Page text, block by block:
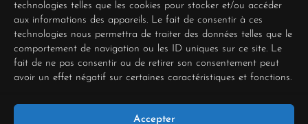
technologies telles que les cookies pour stocker et/ou accéder
aux informations des appareils. Le fait de consentir à ces
technologies nous permettra de traiter des données telles que le
comportement de navigation ou les ID uniques sur ce site. Le
fait de ne pas consentir ou de retirer son consentement peut
avoir un effet négatif sur certaines caractéristiques et fonctions.
Accepter
FAQ
Mentions Légales
Conditions générales de
vente